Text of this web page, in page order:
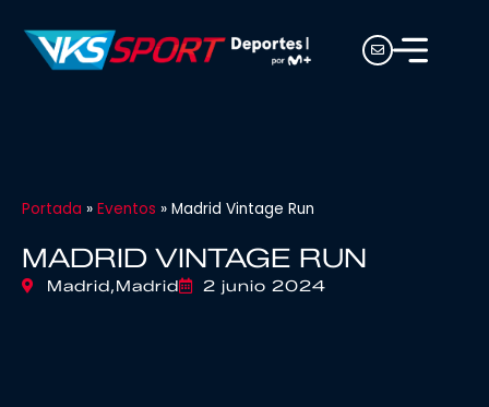
Portada » Eventos » Madrid Vintage Run
MADRID VINTAGE RUN
Madrid,Madrid 2 junio 2024